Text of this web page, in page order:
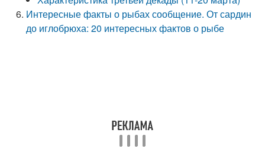
Интересные факты о рыбах сообщение. От сардин
до иглобрюха: 20 интересных фактов о рыбе